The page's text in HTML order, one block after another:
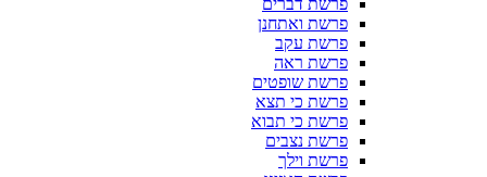
פרשת דברים
פרשת ואתחנן
פרשת עקב
פרשת ראה
פרשת שופטים
פרשת כי תצא
פרשת כי תבוא
פרשת נצבים
פרשת וילך